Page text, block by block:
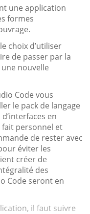
une application
formes
choix d’utiliser
de passer par la
nouvelle
Code vous
le pack de langage
en
fait personnel et
de rester avec
éviter les
créer de
des
Code seront en
il faut suivre